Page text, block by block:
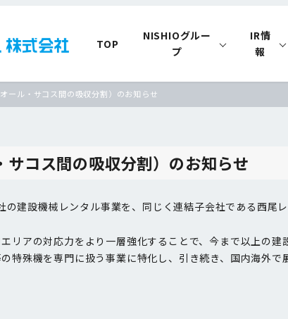
TOP
NISHIOグルー
プ
IR情
報
ール・サコス間の吸収分割）のお知らせ
コス間の吸収分割）のお知らせ
建設機械レンタル事業を、同じく連結子会社である西尾
アの対応力をより一層強化することで、今まで以上の建
殊機を専門に扱う事業に特化し、引き続き、国内海外で